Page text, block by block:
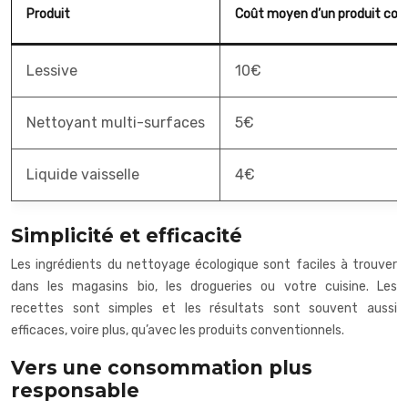
Produit Coût moyen d’un produit
Lessive 10€
Nettoyant multi-surfaces 5€
Liquide vaisselle 4€
Simplicité et efficacité
Les ingrédients du nettoyage écologique sont faciles à trouver
dans les magasins bio, les drogueries ou votre cuisine. Les
recettes sont simples et les résultats sont souvent aussi
efficaces, voire plus, qu’avec les produits conventionnels.
Vers une consommation plus
responsable